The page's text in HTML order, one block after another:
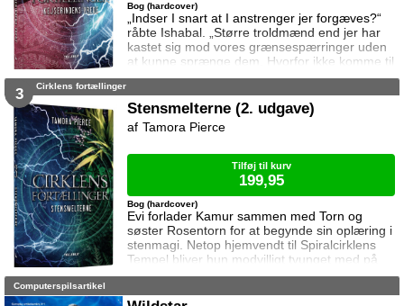
„Indser I snart at I anstrenger jer forgæves?“
råbte Ishabal. „Større troldmænd end jer har
kastet sig mod vores grænsespærringer uden
at kunne sprænge dem. Hvorfor ikke komme til
fornuft? I får ikke lov til at forlade Namorn.“
hendes personlige frihed og fremtid er i fare –
at kejserinde Berenene er fast besluttet på at
tvinge hende, Daja, Torn og Trisana til at blive i
Bog (hardcover)
3 Cirklens fortællinger
Stensmelterne (2. udgave)
Evi forlader Kamur sammen med Torn og
søster Rosentorn for at begynde sin oplæring i
stenmagi. Netop hjemvendt til Spiralcirklens
Tempel bliver hun modvilligt tvunget med på
en rejse til en af Flagermusøerne, hvor søster
dyr er begyndt at dø. Evi er kun med for at
Bog (hardcover)
Tamora Pierce
Tilføj til kurv
199,95
Computerspilsartikel